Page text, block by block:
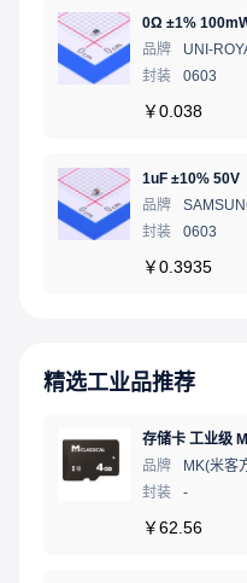
0Ω ±1%
品牌
UNI-
封装
0603
￥0.038
1uF ±10% 50V
品牌
封装
0603
￥0.3935
精选工业品推荐
存储卡 工业级
品牌
MK(米客
封装
-
￥62.56